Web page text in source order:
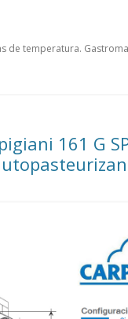
CUECE-CREMAS
ECONOMIZADORES DE AGUA
HELADO SOFT Y
HORCHATERAS Y
de temperatura.
161 G